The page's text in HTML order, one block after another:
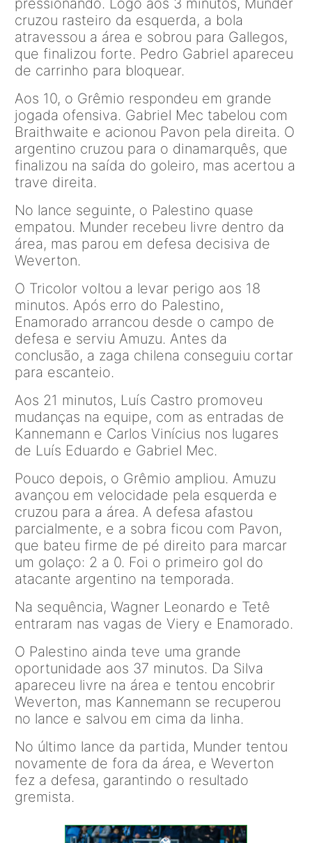
cruzou rasteiro da esquerda, a bola
atravessou a área e sobrou para Gallegos,
que finalizou forte. Pedro Gabriel apareceu
de carrinho para bloquear.
Aos 10, o Grêmio respondeu em grande
jogada ofensiva. Gabriel Mec tabelou com
Braithwaite e acionou Pavon pela direita. O
argentino cruzou para o dinamarquês, que
finalizou na saída do goleiro, mas acertou a
trave direita.
No lance seguinte, o Palestino quase
empatou. Munder recebeu livre dentro da
área, mas parou em defesa decisiva de
Weverton.
O Tricolor voltou a levar perigo aos 18
minutos. Após erro do Palestino,
Enamorado arrancou desde o campo de
defesa e serviu Amuzu. Antes da
conclusão, a zaga chilena conseguiu cortar
para escanteio.
Aos 21 minutos, Luís Castro promoveu
mudanças na equipe, com as entradas de
Kannemann e Carlos Vinícius nos lugares
de Luís Eduardo e Gabriel Mec.
Pouco depois, o Grêmio ampliou. Amuzu
avançou em velocidade pela esquerda e
cruzou para a área. A defesa afastou
parcialmente, e a sobra ficou com Pavon,
que bateu firme de pé direito para marcar
um golaço: 2 a 0. Foi o primeiro gol do
atacante argentino na temporada.
Na sequência, Wagner Leonardo e Tetê
entraram nas vagas de Viery e Enamorado.
O Palestino ainda teve uma grande
oportunidade aos 37 minutos. Da Silva
apareceu livre na área e tentou encobrir
Weverton, mas Kannemann se recuperou
no lance e salvou em cima da linha.
No último lance da partida, Munder tentou
novamente de fora da área, e Weverton
fez a defesa, garantindo o resultado
gremista.